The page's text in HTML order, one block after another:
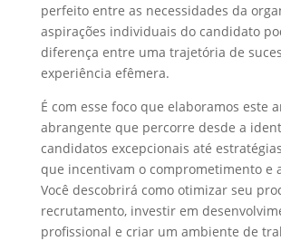
perfeito entre as necessidades da
aspirações individuais do candidato
diferença entre uma trajetória de
experiência efêmera.
É com esse foco que elaboramos este
abrangente que percorre desde a
candidatos excepcionais até
que incentivam o comprometimento e
Você descobrirá como otimizar seu
recrutamento, investir em
profissional e criar um ambiente de